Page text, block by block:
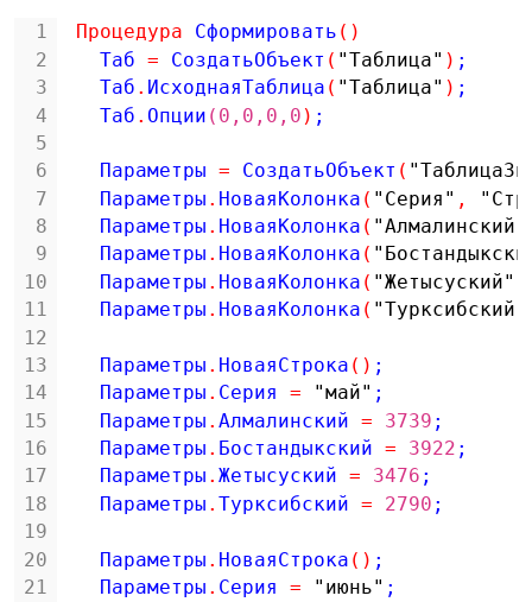
1
2
3
4
5
6
7
8
9
10
11
12
13
14
15
16
17
18
19
20
21
Процедура Сформировать ( )
Таб = СоздатьОбъект ( "Таблица" ) ;
Таб . ИсходнаяТаблица ( "Таблица" ) ;
Таб . Опции (0 ,0 ,0 ,0 ) ;
Параметры = СоздатьОбъект (
Параметры . НоваяКолонка ( "Серия" ,
Параметры . НоваяКолонка ( "Алмалинский"
Параметры . НоваяКолонка (
Параметры . НоваяКолонка ( "Жетысуский"
Параметры . НоваяКолонка ( "Турксибский"
Параметры . НоваяСтрока ( ) ;
Параметры . Серия = "май" ;
Параметры . Алмалинский = 3739 ;
Параметры . Бостандыкский = 3922 ;
Параметры . Жетысуский = 3476 ;
Параметры . Турксибский = 2790 ;
Параметры . НоваяСтрока ( ) ;
Параметры . Серия = "июнь" ;